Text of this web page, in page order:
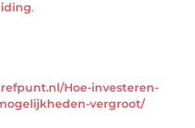
.
Hoe-investeren-
vergroot/